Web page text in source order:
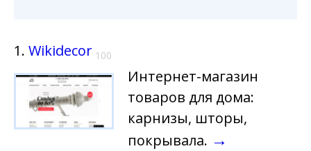
1. Wikidecor 100
Интернет-магазин
товаров для дома:
карнизы, шторы,
покрывала. →